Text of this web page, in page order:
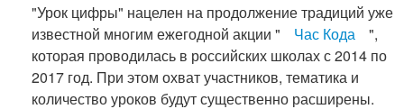
"Урок цифры" нацелен на продолжение традиций уже
известной многим ежегодной акции "
Час Кода
",
которая проводилась в российских школах с 2014 по
2017 год. При этом охват участников, тематика и
количество уроков будут существенно расширены.